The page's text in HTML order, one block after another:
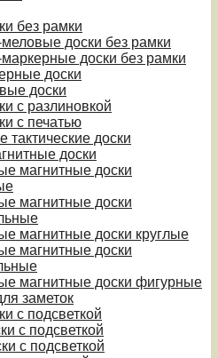
без рамки
доски без рамки
доски без рамки
доски
доски
с разлиновкой
с печатью
тактические доски
доски
магнитные доски
магнитные доски
магнитные доски круглые
магнитные доски
магнитные доски фигурные
заметок
с подсветкой
с подсветкой
с подсветкой